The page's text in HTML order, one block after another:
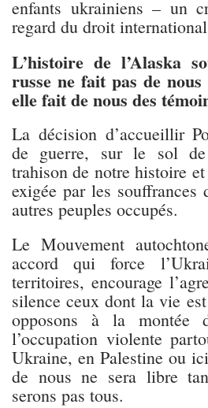
enfants ukrainiens – un
regard du droit
L’histoire de l’Alaska
russe ne fait pas de
elle fait de nous des
La décision d’accueillir
de guerre, sur le sol de
trahison de notre histoire
exigée par les souffrances
autres peuples occupés.
Le Mouvement
accord qui force
territoires, encourage
silence ceux dont la vie
opposons à la montée
l’occupation violente
Ukraine, en Palestine ou
de nous ne sera libre
serons pas tous.